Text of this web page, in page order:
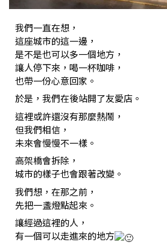
我們一直在想，
這座城市的這一邊，
是不是也可以多一個地方，
讓人停下來，喝一杯咖啡，
也帶一份心意回家。
於是，我們在後站開了友愛店。
這裡或許還沒有那麼熱鬧，
但我們相信，
未來會慢慢不一樣。
高架橋會拆除，
城市的樣子也會跟著改變。
我們想，在那之前，
先把一盞燈點起來。
讓經過這裡的人，
有一個可以走進來的地方